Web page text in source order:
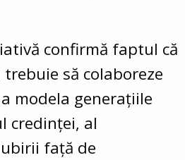
confirmă faptul că
trebuie să colaboreze
modela generațiile
credinței, al
față de